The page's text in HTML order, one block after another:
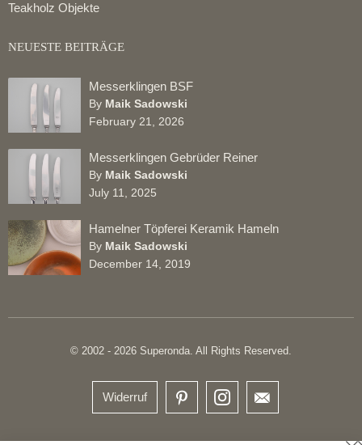
Teakholz Objekte
NEUESTE BEITRÄGE
Messerklingen BSF
By Maik Sadowski
February 21, 2026
Messerklingen Gebrüder Reiner
By Maik Sadowski
July 11, 2025
Hamelner Töpferei Keramik Hameln
By Maik Sadowski
December 14, 2019
© 2002 - 2026 Superonda. All Rights Reserved.
Widerruf